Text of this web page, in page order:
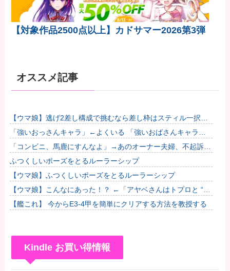
【対象作品2500点以上】カドサマー2026第3弾
オススメ記事
【ウマ娘】逃げ2差し構成で挑むなら差し枠はスティル一択な
のだ。他
「強いおっさんキャラ」←よくいる 「強いおばさんキャラ」
← 全然いない他
「コンビニ、馬鹿にすんなよ」→あのオーナー夫婦、不起訴ｗ
ｗｗｗｗｗｗｗｗ
ふつくしいポーズをとるルーラーシップ
【ウマ娘】ふつくしいポーズをとるルーラーシップ
【ウマ娘】こんなにあった！？ ←「アヤベさんはトプロと “1”
差だぞ」
【艦これ】 今からE3-4甲を簡単にクリアする方法を教授する
Kindle お買い得情報